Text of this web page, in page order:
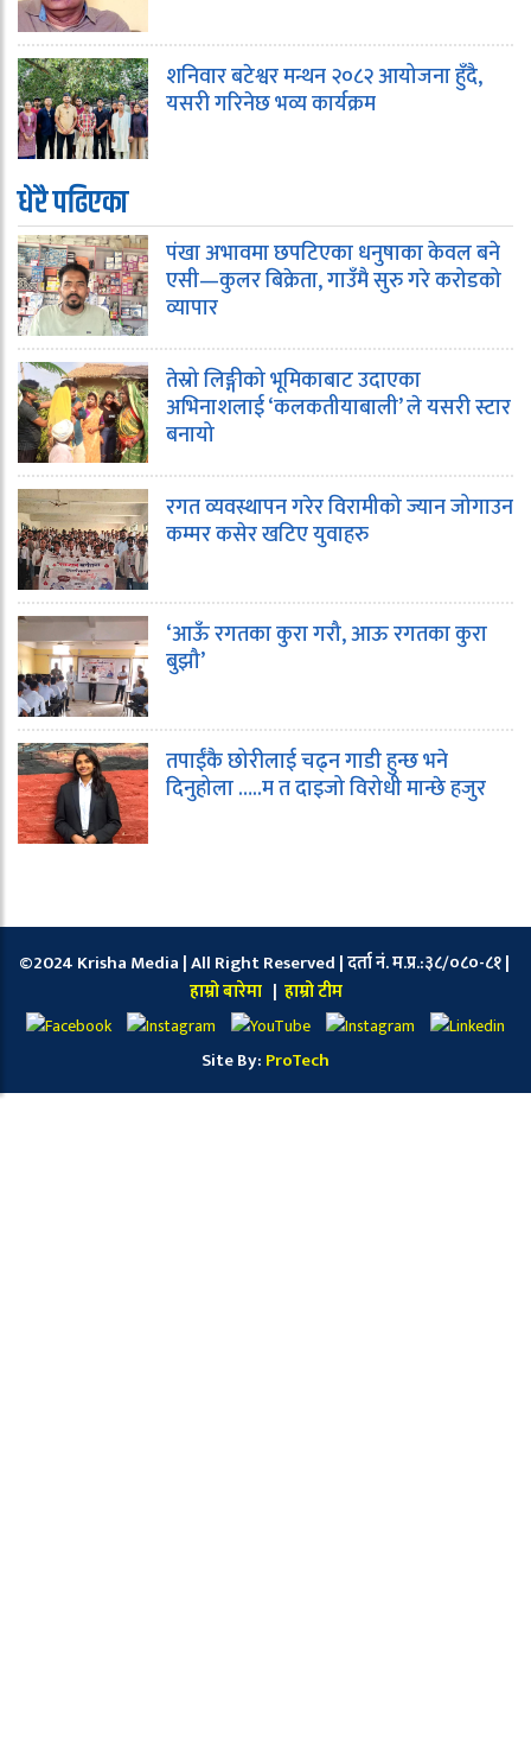
शनिवार बटेश्वर मन्थन २०८२ आयोजना हुँदै,
यसरी गरिनेछ भव्य कार्यक्रम
धेरै पढिएका
पंखा अभावमा छपटिएका धनुषाका केवल बने
एसी—कुलर बिक्रेता, गाउँमै सुरु गरे करोडको
व्यापार
तेस्रो लिङ्गीको भूमिकाबाट उदाएका
अभिनाशलाई ‘कलकतीयाबाली’ ले यसरी स्टार
बनायो
रगत व्यवस्थापन गरेर विरामीको ज्यान जोगाउन
कम्मर कसेर खटिए युवाहरु
‘आऊँ रगतका कुरा गरौ, आऊ रगतका कुरा
बुझौ’
तपाईंकै छोरीलाई चढ्न गाडी हुन्छ भने
दिनुहोला …..म त दाइजो विरोधी मान्छे हजुर
©2024 Krisha Media | All Right Reserved | दर्ता नं. म.प्र.:३८/०८०-८१ |
हाम्रो बारेमा | हाम्रो टीम
Site By: ProTech